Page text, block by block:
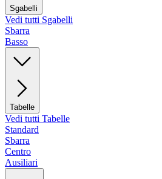
Sgabelli
Vedi tutti Sgabelli
Sbarra
Basso
Tabelle
Vedi tutti Tabelle
Standard
Sbarra
Centro
Ausiliari